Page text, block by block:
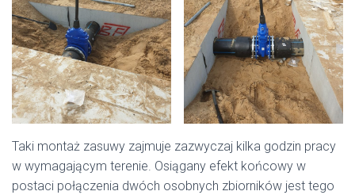
Taki montaż zasuwy zajmuje zazwyczaj kilka godzin pracy
w wymagającym terenie. Osiągany efekt końcowy w
postaci połączenia dwóch osobnych zbiorników jest tego